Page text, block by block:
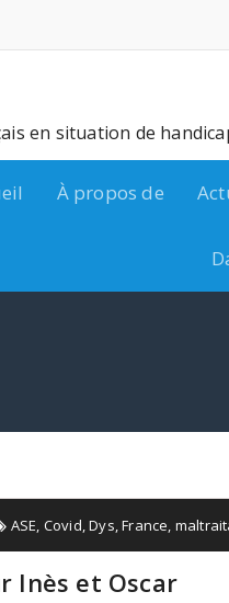
en situation de
À propos de
ASE, Covid,Dys,France,
Inès et Oscar